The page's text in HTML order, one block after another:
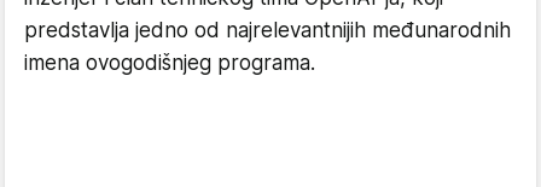
predstavlja jedno od najrelevantnijih međunarodnih
imena ovogodišnjeg programa.